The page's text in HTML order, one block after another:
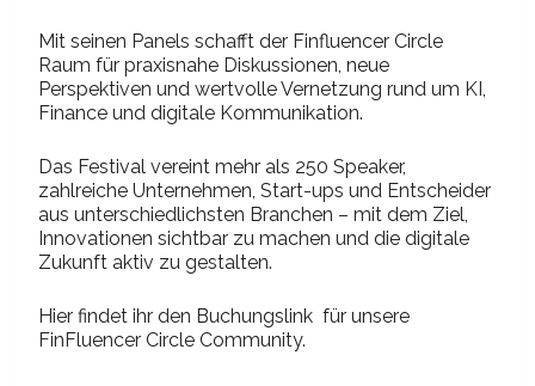
Mit seinen Panels schafft der Finfluencer Circle
Raum für praxisnahe Diskussionen, neue
Perspektiven und wertvolle Vernetzung rund um KI,
Finance und digitale Kommunikation.
Das Festival vereint mehr als 250 Speaker,
zahlreiche Unternehmen, Start-ups und Entscheider
aus unterschiedlichsten Branchen – mit dem Ziel,
Innovationen sichtbar zu machen und die digitale
Zukunft aktiv zu gestalten.
Hier findet ihr den Buchungslink für unsere
FinFluencer Circle Community.